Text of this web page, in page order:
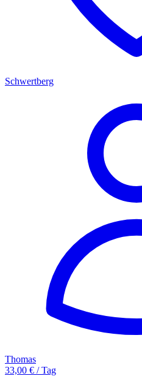
Schwertberg
Thomas
33,00 € / Tag